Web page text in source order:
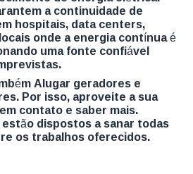
a continuidade de
hospitais, data centers,
onde a energia contínua é
uma fonte confiável
Alugar geradores e
Por isso, aproveite a sua
contato e saber mais.
dispostos a sanar todas
os trabalhos oferecidos.